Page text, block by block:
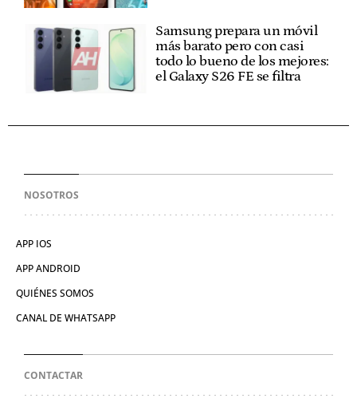
Samsung prepara un móvil
más barato pero con casi
todo lo bueno de los mejores:
el Galaxy S26 FE se filtra
NOSOTROS
APP IOS
APP ANDROID
QUIÉNES SOMOS
CANAL DE WHATSAPP
CONTACTAR